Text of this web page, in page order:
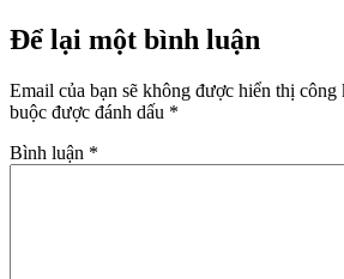
Để lại một bình luận
Email của bạn sẽ không được hiển thị công
buộc được đánh dấu *
Bình luận *